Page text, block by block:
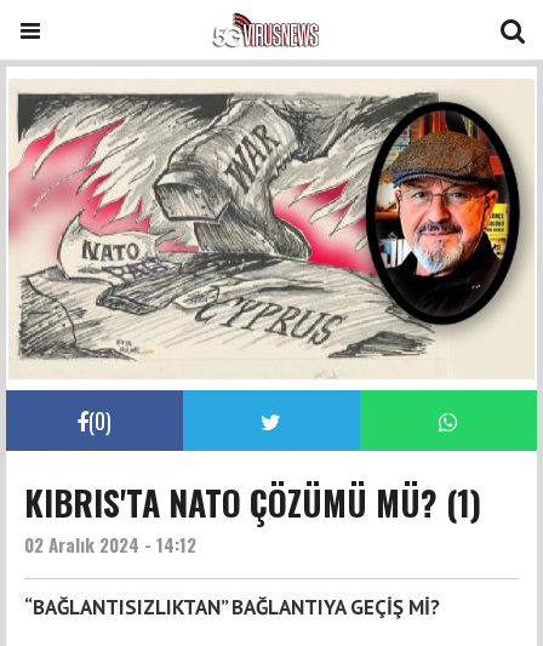
(0)
KIBRIS'TA NATO ÇÖZÜMÜ MÜ? (1)
02 Aralık 2024 - 14:12
“BAĞLANTISIZLIKTAN” BAĞLANTIYA GEÇİŞ Mİ?